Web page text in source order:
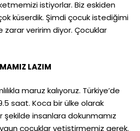
istiyorlar. Biz eskiden
küserdik. Şimdi çocuk istediğimi
veririm diyor. Çocuklar
LAZIM
maruz kalıyoruz. Türkiye’de
saat. Koca bir ülke olarak
şekilde insanlara dokunmamız
çocuklar yetiştirmemiz gerek.